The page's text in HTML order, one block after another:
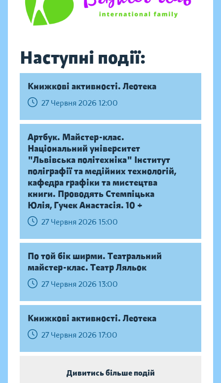
Наступні події:
Книжкові активності. Леотека
27 Червня 2026 12:00
Артбук. Майстер-клас.
Національний університет
"Львівська політехніка" Інститут
поліграфії та медійних технологій,
кафедра графіки та мистецтва
книги. Проводять Стемпіцька
Юлія, Гучек Анастасія. 10 +
27 Червня 2026 15:00
По той бік ширми. Театральний
майстер-клас. Театр Ляльок
27 Червня 2026 13:00
Книжкові активності. Леотека
27 Червня 2026 17:00
Дивитись більше подій